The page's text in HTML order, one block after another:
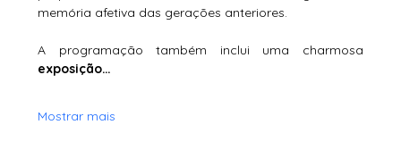
memória afetiva das gerações anteriores.
exposição…
Mostrar mais